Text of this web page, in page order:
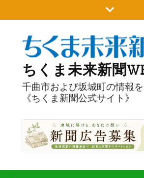
to
ちくま未来新聞
千曲市および坂城町の情報
《ちくま新聞公式サイト》